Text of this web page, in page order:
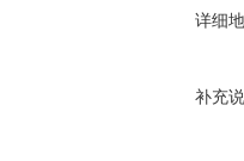
详细
补充